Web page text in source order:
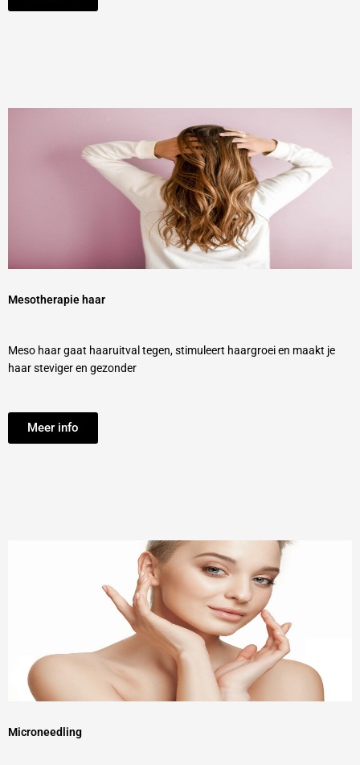
Mesotherapie haar
Meso haar gaat haaruitval tegen, stimuleert haargroei en maakt je
haar steviger en gezonder
Meer info
Microneedling